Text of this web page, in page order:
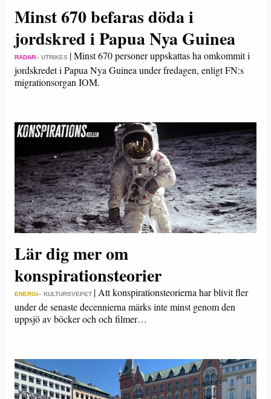
Minst 670 befaras döda i
jordskred i Papua Nya Guinea
RADAR– UTRIKES |Minst 670 personer uppskattas ha omkommit i
jordskredet i Papua Nya Guinea under fredagen, enligt FN:s
migrationsorgan IOM.
Lär dig mer om
konspirationsteorier
ENERGI– KULTURSVEPET | Att konspirationsteorierna har blivit fler
under de senaste decennierna märks inte minst genom den
uppsjö av böcker och och filmer…